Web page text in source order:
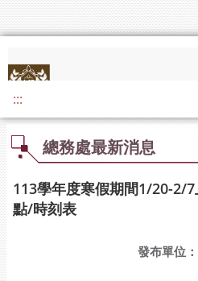
:::
總務處最新消息
113學年度寒假期間1/20-2/
點/時刻表
發布單位：